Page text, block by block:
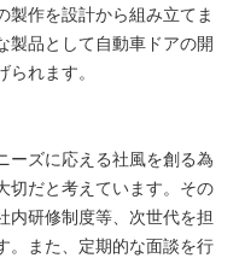
製作を設計から組み立てま
製品として自動車ドアの開
れます。
ーズに応える社風を創る為
切だと考えています。その
内研修制度等、次世代を担
。また、定期的な面談を行